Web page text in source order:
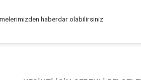
haberdar olabilirsiniz.